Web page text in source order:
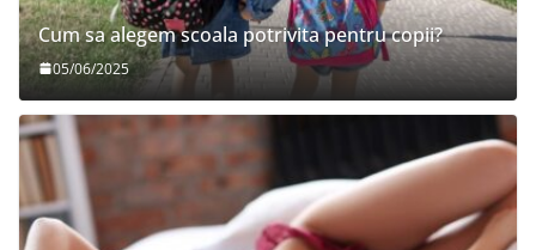
Cum sa alegem scoala potrivita pentru copii?
05/06/2025